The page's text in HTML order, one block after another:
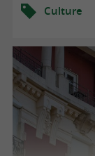
Culture